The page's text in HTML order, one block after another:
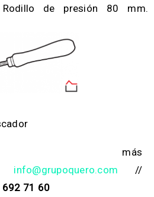
de presión 80 mm.
más
info@grupoquero.com //
71 60